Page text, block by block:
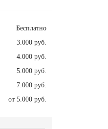
Бесплатно
3.000 руб.
4.000 руб.
5.000 руб.
7.000 руб.
от 5.000 руб.